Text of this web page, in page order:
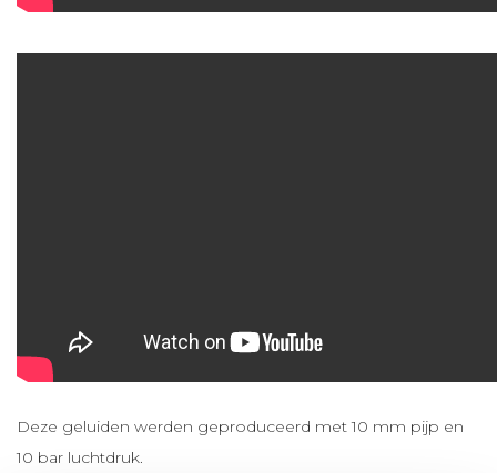
Deze geluiden werden geproduceerd met 10 mm pijp en
10 bar luchtdruk.